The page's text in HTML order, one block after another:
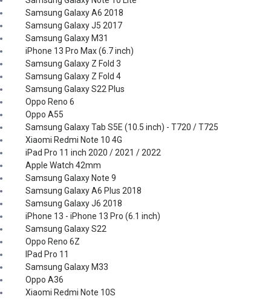
Samsung Galaxy A6 2018
Samsung Galaxy J5 2017
Samsung Galaxy M31
iPhone 13 Pro Max (6.7 inch)
Samsung Galaxy Z Fold 3
Samsung Galaxy Z Fold 4
Samsung Galaxy S22 Plus
Oppo Reno 6
Oppo A55
Samsung Galaxy Tab S5E (10.5 inch) - T720 / T725
Xiaomi Redmi Note 10 4G
iPad Pro 11 inch 2020 / 2021 / 2022
Apple Watch 42mm
Samsung Galaxy Note 9
Samsung Galaxy A6 Plus 2018
Samsung Galaxy J6 2018
iPhone 13 - iPhone 13 Pro (6.1 inch)
Samsung Galaxy S22
Oppo Reno 6Z
IPad Pro 11
Samsung Galaxy M33
Oppo A36
Xiaomi Redmi Note 10S